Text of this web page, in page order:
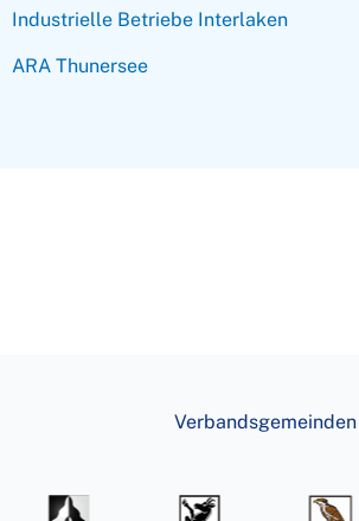
Industrielle Betriebe Interlaken
ARA Thunersee
Verbandsgemeinden